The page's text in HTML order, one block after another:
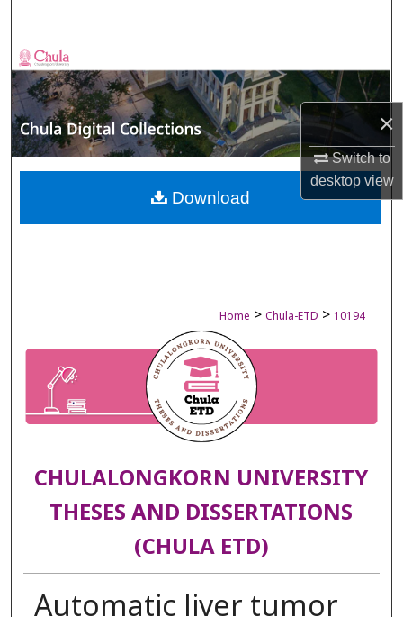
×
Switch to
desktopview
Browse Collections
My Account
About
Digital Commons Network™
Home > Chula-ETD > 10194
CHULALONGKORN UNIVERSITY
THESES AND DISSERTATIONS
(CHULA ETD)
Automatic liver tumor
Download